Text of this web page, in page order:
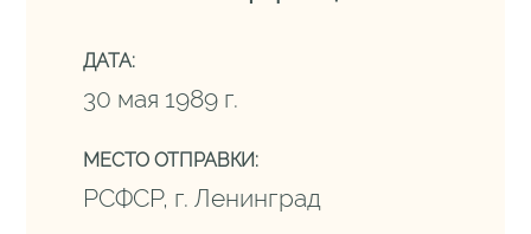
ДАТА:
30 мая 1989 г.
МЕСТО ОТПРАВКИ:
РСФСР, г. Ленинград